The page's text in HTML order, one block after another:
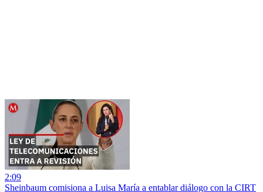
2:09
Sheinbaum comisiona a Luisa María a entablar diálogo con la CIRT